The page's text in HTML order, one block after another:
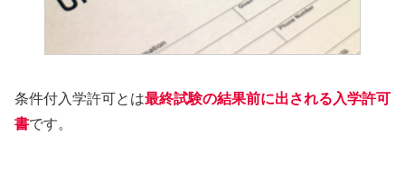
条件付入学許可とは最終試験の結果前に出される入学許可
書です。